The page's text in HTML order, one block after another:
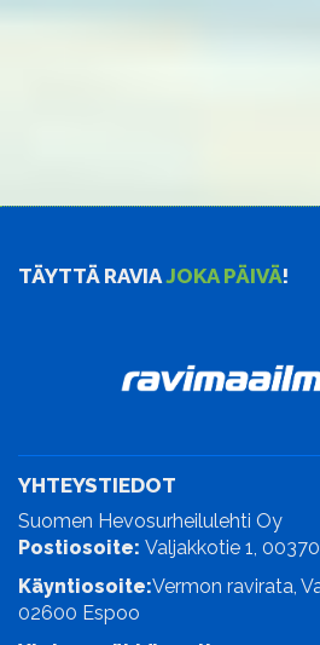
TÄYTTÄ RAVIAJOKA PÄIVÄ!
YHTEYSTIEDOT
Suomen Hevosurheilulehti Oy
Postiosoite: Valjakkotie 1,
Käyntiosoite:Vermon ravirata,
02600 Espoo